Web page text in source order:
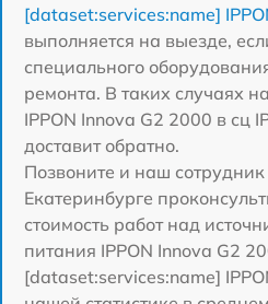
[dataset:services:name]
выполняется на выезде,
специального
ремонта. В таких случаях
IPPON Innova G2 2000 в сц
доставит обратно.
Позвоните и наш
Екатеринбурге
стоимость работ над
питания IPPON Innova G2
[dataset:services:name]